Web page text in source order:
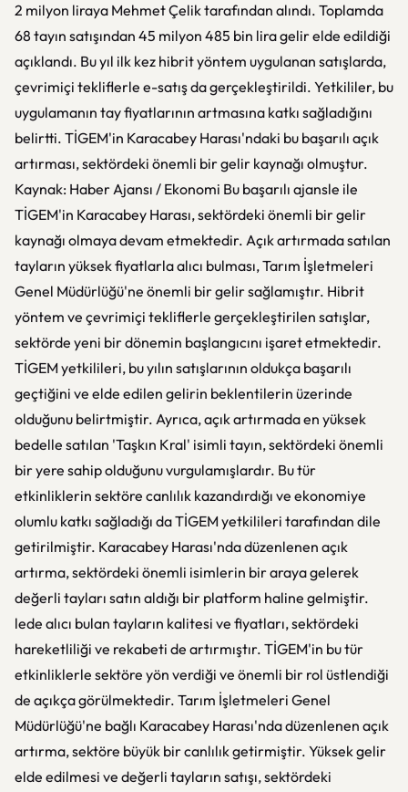
2 milyon liraya Mehmet Çelik tarafından alındı. Toplamda
68 tayın satışından 45 milyon 485 bin lira gelir elde edildiği
açıklandı. Bu yıl ilk kez hibrit yöntem uygulanan satışlarda,
çevrimiçi tekliflerle e-satış da gerçekleştirildi. Yetkililer, bu
uygulamanın tay fiyatlarının artmasına katkı sağladığını
belirtti. TİGEM'in Karacabey Harası'ndaki bu başarılı açık
artırması, sektördeki önemli bir gelir kaynağı olmuştur.
Kaynak: Haber Ajansı / Ekonomi Bu başarılı ajansle ile
TİGEM'in Karacabey Harası, sektördeki önemli bir gelir
kaynağı olmaya devam etmektedir. Açık artırmada satılan
tayların yüksek fiyatlarla alıcı bulması, Tarım İşletmeleri
Genel Müdürlüğü'ne önemli bir gelir sağlamıştır. Hibrit
yöntem ve çevrimiçi tekliflerle gerçekleştirilen satışlar,
sektörde yeni bir dönemin başlangıcını işaret etmektedir.
TİGEM yetkilileri, bu yılın satışlarının oldukça başarılı
geçtiğini ve elde edilen gelirin beklentilerin üzerinde
olduğunu belirtmiştir. Ayrıca, açık artırmada en yüksek
bedelle satılan 'Taşkın Kral' isimli tayın, sektördeki önemli
bir yere sahip olduğunu vurgulamışlardır. Bu tür
etkinliklerin sektöre canlılık kazandırdığı ve ekonomiye
olumlu katkı sağladığı da TİGEM yetkilileri tarafından dile
getirilmiştir. Karacabey Harası'nda düzenlenen açık
artırma, sektördeki önemli isimlerin bir araya gelerek
değerli tayları satın aldığı bir platform haline gelmiştir.
lede alıcı bulan tayların kalitesi ve fiyatları, sektördeki
hareketliliği ve rekabeti de artırmıştır. TİGEM'in bu tür
etkinliklerle sektöre yön verdiği ve önemli bir rol üstlendiği
de açıkça görülmektedir. Tarım İşletmeleri Genel
Müdürlüğü'ne bağlı Karacabey Harası'nda düzenlenen açık
artırma, sektöre büyük bir canlılık getirmiştir. Yüksek gelir
elde edilmesi ve değerli tayların satışı, sektördeki